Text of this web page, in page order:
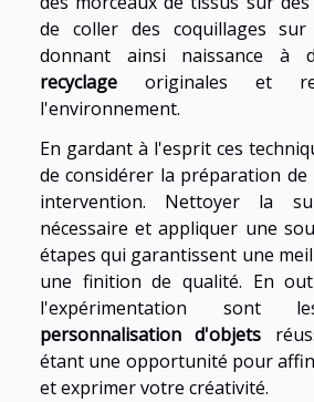
de coller des coquillages
donnant ainsi naissance à
recyclage originales et
l'environnement.
En gardant à l'esprit ces
de considérer la préparation
intervention. Nettoyer la
nécessaire et appliquer une
étapes qui garantissent une
une finition de qualité. En
l'expérimentation sont
personnalisation d'objets
étant une opportunité pour
et exprimer votre créativité.